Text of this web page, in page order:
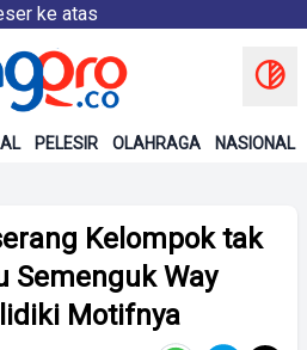
ke atas
PELESIR OLAHRAGA NASIONAL
Kelompok tak
Semenguk Way
Motifnya